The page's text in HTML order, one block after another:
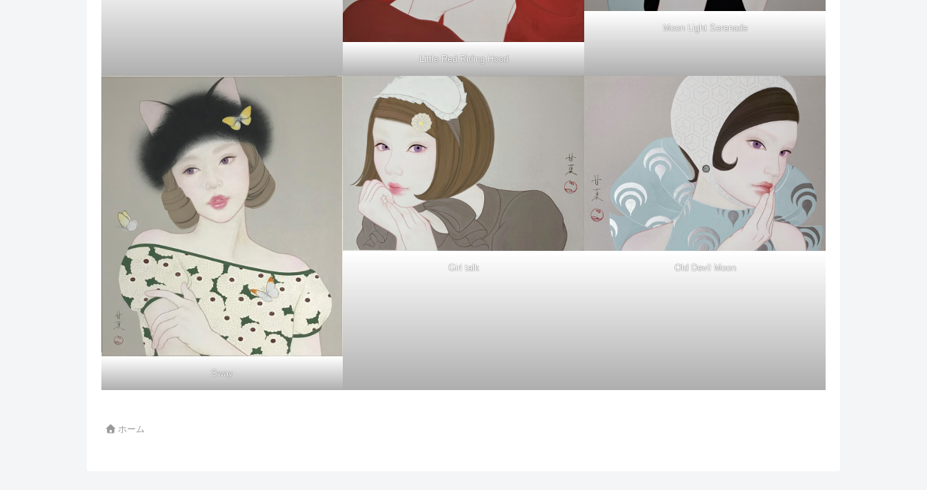
Little Red Riding Hood
Moon Light Serenade
Sway
Girl talk Old Devil Moon
ホーム